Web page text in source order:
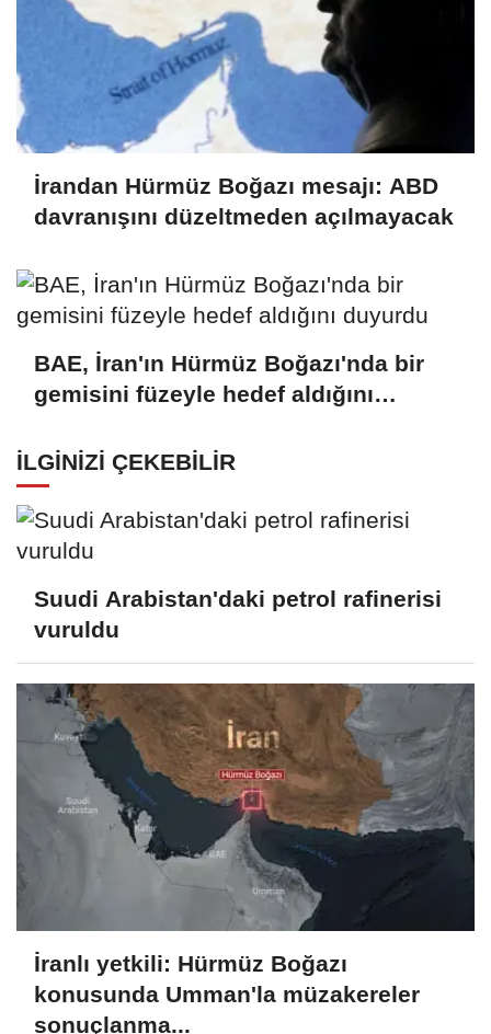
İrandan Hürmüz Boğazı mesajı: ABD
davranışını düzeltmeden açılmayacak
BAE, İran'ın Hürmüz Boğazı'nda bir
gemisini füzeyle hedef aldığını
İLGINIZI ÇEKEBILIR
Suudi Arabistan'daki petrol rafinerisi
vuruldu
İranlı yetkili: Hürmüz Boğazı
konusunda Umman'la müzakereler
sonuçlanma...